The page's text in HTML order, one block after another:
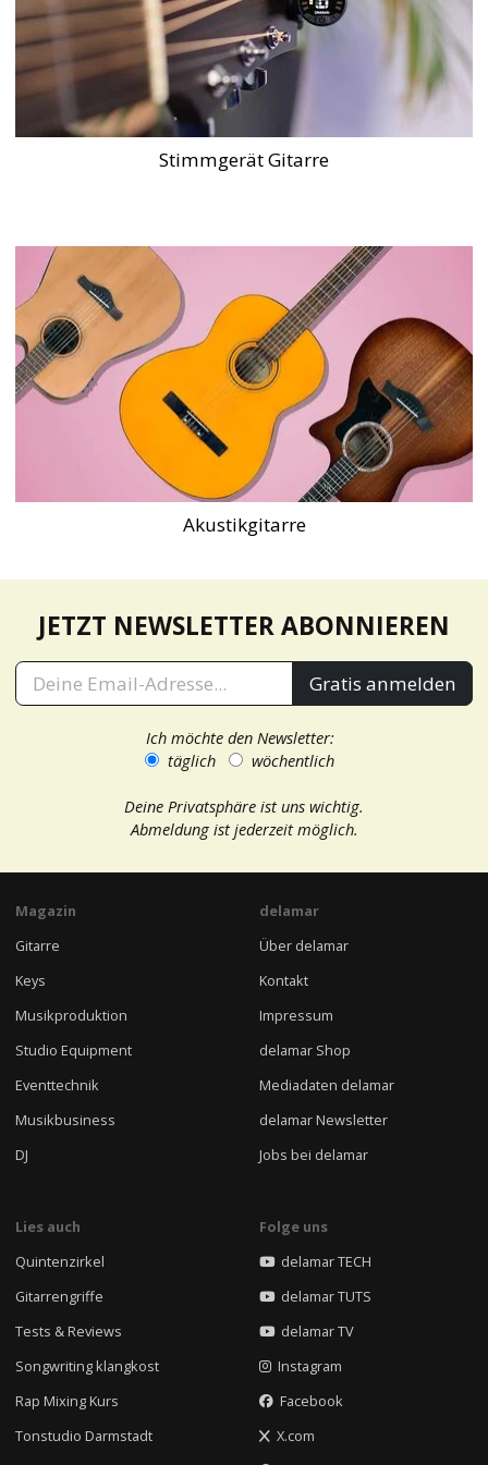
Stimmgerät Gitarre
Akustikgitarre
JETZT NEWSLETTER ABONNIEREN
Gratis anmelden
Ich möchte den Newsletter:
täglich
wöchentlich
Deine Privatsphäre ist uns wichtig.
Abmeldung ist jederzeit möglich.
Magazin
Gitarre
Keys
Musikproduktion
Studio Equipment
Eventtechnik
Musikbusiness
DJ
delamar
Über delamar
Kontakt
Impressum
delamar Shop
Mediadaten delamar
delamar Newsletter
Jobs bei delamar
Lies auch
Quintenzirkel
Gitarrengriffe
Tests & Reviews
Songwriting klangkost
Rap Mixing Kurs
Tonstudio Darmstadt
Folge uns
delamar TECH
delamar TUTS
delamar TV
Instagram
Facebook
X.com